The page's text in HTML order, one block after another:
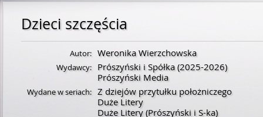
Dzieci szczęścia
Autor: Weronika Wierzchowska
Wydawcy: Prószyński i Spółka(2025-2026)
Prószyński Media
Wydane w seriach: Z dziejów przytułku położniczego
Duże Litery
Duże Litery (Prószyński i S-ka)